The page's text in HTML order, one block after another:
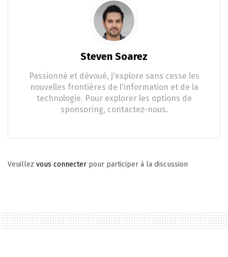
Steven Soarez
Passionné et dévoué, j'explore sans cesse les
nouvelles frontières de l'information et de la
technologie. Pour explorer les options de
sponsoring, contactez-nous.
Veuillez vous connecter pour participer à la discussion